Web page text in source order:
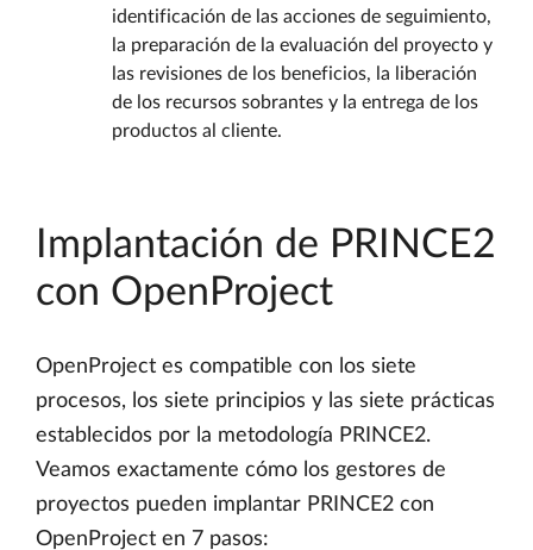
identificación de las acciones de seguimiento,
la preparación de la evaluación del proyecto y
las revisiones de los beneficios, la liberación
de los recursos sobrantes y la entrega de los
productos al cliente.
Implantación de PRINCE2
con OpenProject
OpenProject es compatible con los siete
procesos, los siete principios y las siete prácticas
establecidos por la metodología PRINCE2.
Veamos exactamente cómo los gestores de
proyectos pueden implantar PRINCE2 con
OpenProject en 7 pasos: